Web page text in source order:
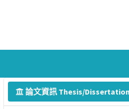
論文資訊 Thesis/Dissertation